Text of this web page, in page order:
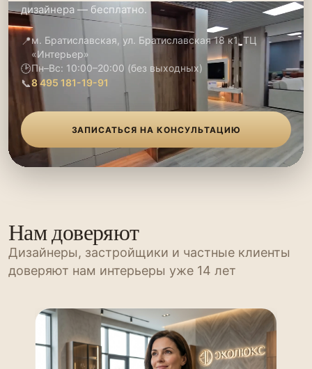
дизайнера — бесплатно.
📍м. Братиславская, ул. Братиславская 18 к1, ТЦ
«Интерьер»
🕑Пн–Вс: 10:00–20:00 (без выходных)
📞8 495 181-19-91
ЗАПИСАТЬСЯ НА КОНСУЛЬТАЦИЮ
Нам доверяют
Дизайнеры, застройщики и частные клиенты
доверяют нам интерьеры уже 14 лет